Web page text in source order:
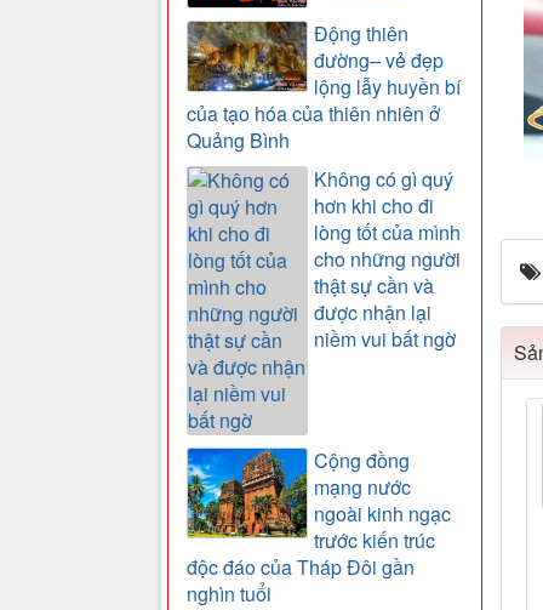
Động thiên
đường– vẻ đẹp
lộng lẫy huyền bí
của tạo hóa của thiên nhiên ở
Quảng Bình
Không có gì quý
hơn khi cho đi
lòng tốt của mình
cho những người
thật sự cần và
được nhận lại
niềm vui bất ngờ
Cộng đồng
mạng nước
ngoài kinh ngạc
trước kiến trúc
độc đáo của Tháp Đôi gần
nghìn tuổi